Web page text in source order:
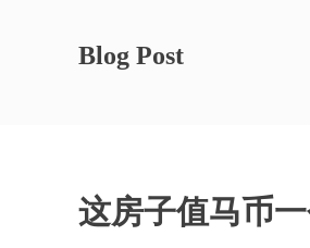
Blog Post
这房子值马币